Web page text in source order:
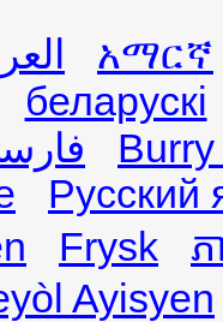
አማርኛ
беларускі
Русский
Frysk
ភ
Ayisyen